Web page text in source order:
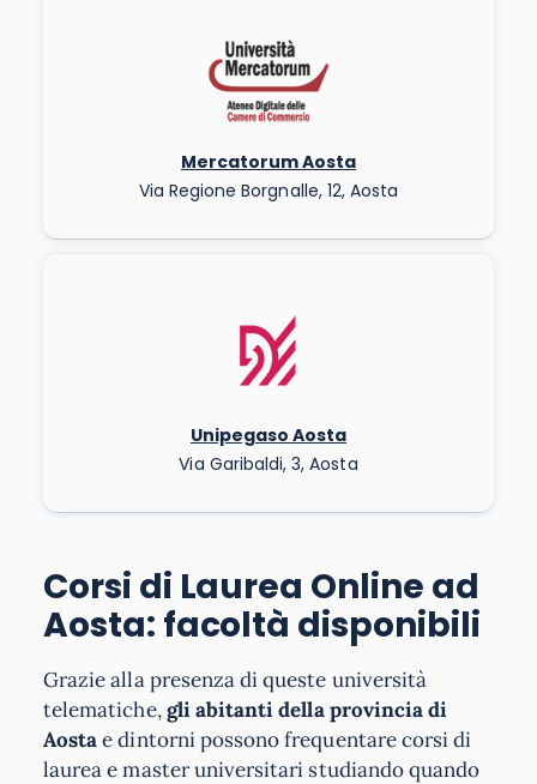
Mercatorum Aosta
Via Regione Borgnalle, 12, Aosta
Unipegaso Aosta
Via Garibaldi, 3, Aosta
Corsi di Laurea Online ad
Aosta: facoltà disponibili
Grazie alla presenza di queste università
telematiche,gli abitanti della provincia di
Aostae dintorni possono frequentare corsi di
laurea e master universitari studiando quando